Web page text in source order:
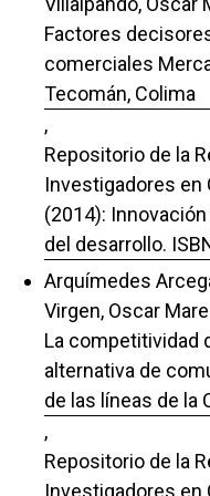
Factores
comerciales
Tecomán, Colima
,
Repositorio de la
Investigadores en
(2014):
del desarrollo.
Arquímedes
Virgen, Oscar
La competitividad
alternativa de
de las líneas de la
,
Repositorio de la
Investigadores en